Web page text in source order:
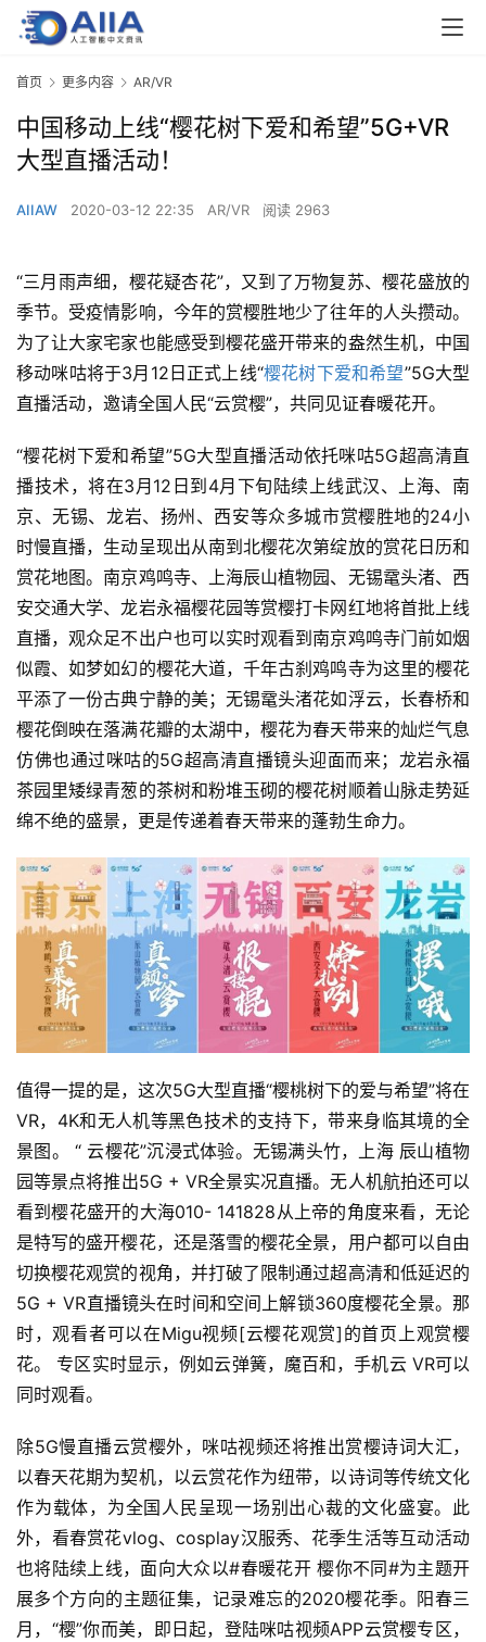
首
页
业
界
首页 更多内容 AR/VR
中国移动上线“樱花树下爱和希望”5G+VR
大型直播活动！
AIIAW 2020-03-12 22:35 AR/VR 阅读 2963
“三月雨声细，樱花疑杏花”，又到了万物复苏、樱花盛放的
季节。受疫情影响，今年的赏樱胜地少了往年的人头攒动。
为了让大家宅家也能感受到樱花盛开带来的盎然生机，中国
移动咪咕将于3月12日正式上线“樱花树下爱和希望”5G大型
直播活动，邀请全国人民“云赏樱”，共同见证春暖花开。
“樱花树下爱和希望”5G大型直播活动依托咪咕5G超高清直
播技术，将在3月12日到4月下旬陆续上线武汉、上海、南
京、无锡、龙岩、扬州、西安等众多城市赏樱胜地的24小
时慢直播，生动呈现出从南到北樱花次第绽放的赏花日历和
赏花地图。南京鸡鸣寺、上海辰山植物园、无锡鼋头渚、西
安交通大学、龙岩永福樱花园等赏樱打卡网红地将首批上线
直播，观众足不出户也可以实时观看到南京鸡鸣寺门前如烟
似霞、如梦如幻的樱花大道，千年古刹鸡鸣寺为这里的樱花
平添了一份古典宁静的美；无锡鼋头渚花如浮云，长春桥和
樱花倒映在落满花瓣的太湖中，樱花为春天带来的灿烂气息
仿佛也通过咪咕的5G超高清直播镜头迎面而来；龙岩永福
茶园里矮绿青葱的茶树和粉堆玉砌的樱花树顺着山脉走势延
绵不绝的盛景，更是传递着春天带来的蓬勃生命力。
值得一提的是，这次5G大型直播“樱桃树下的爱与希望”将在
VR，4K和无人机等黑色技术的支持下，带来身临其境的全
景图。 “ 云樱花”沉浸式体验。无锡满头竹，上海 辰山植物
园等景点将推出5G + VR全景实况直播。无人机航拍还可以
看到樱花盛开的大海010- 141828从上帝的角度来看，无论
是特写的盛开樱花，还是落雪的樱花全景，用户都可以自由
切换樱花观赏的视角，并打破了限制通过超高清和低延迟的
5G + VR直播镜头在时间和空间上解锁360度樱花全景。那
时，观看者可以在Migu视频[云樱花观赏]的首页上观赏樱
花。 专区实时显示，例如云弹簧，魔百和，手机云 VR可以
同时观看。
除5G慢直播云赏樱外，咪咕视频还将推出赏樱诗词大汇，
以春天花期为契机，以云赏花作为纽带，以诗词等传统文化
作为载体，为全国人民呈现一场别出心裁的文化盛宴。此
外，看春赏花vlog、cosplay汉服秀、花季生活等互动活动
也将陆续上线，面向大众以#春暖花开 樱你不同#为主题开
展多个方向的主题征集，记录难忘的2020樱花季。阳春三
月，“樱”你而美，即日起，登陆咪咕视频APP云赏樱专区，